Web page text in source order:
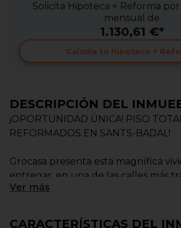
Solicita Hipoteca + Reforma
mensual de
1.130,61 €*
Calcula tu Hipoteca +
DESCRIPCIÓN DEL
¡OPORTUNIDAD ÚNICA! PISO
REFORMADOS EN SANTS-BADAL!
Grocasa presenta esta magnífica
entregar, en una de las calles más
zona. Se trata de un edificio de dos
con balcón y exterior a la calle.
Ver más
CARACTERÍSTICAS DEL